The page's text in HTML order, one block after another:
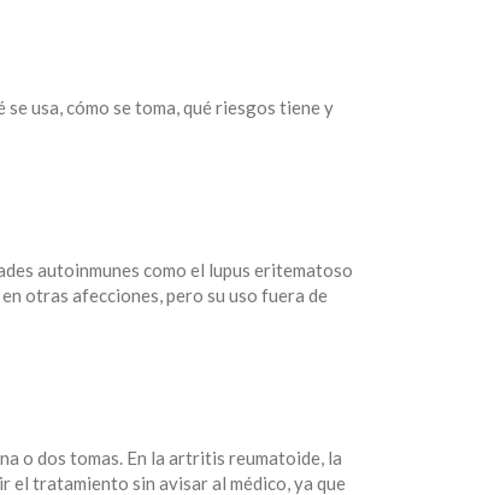
usa, cómo se toma, qué riesgos tiene y
autoinmunes como el lupus eritematoso
otras afecciones, pero su uso fuera de
o dos tomas. En la artritis reumatoide, la
el tratamiento sin avisar al médico, ya que